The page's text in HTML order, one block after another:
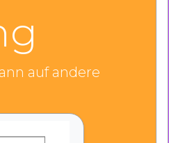
auf andere